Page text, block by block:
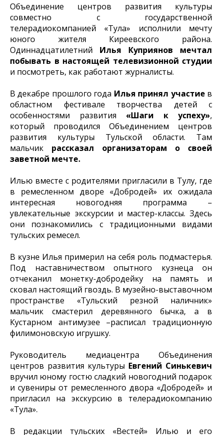
Объединение центров развития культуры
совместно с государственной
телерадиокомпанией «Тула» исполнили мечту
юного жителя Киреевского района.
Одиннадцатилетний Илья Куприянов
мечтал
побывать в настоящей телевизионной студии
и посмотреть, как работают журналисты.
В декабре прошлого года Илья принял участие в
областном фестивале творчества детей с
особенностями развития «Шаги к успеху»,
который проводился Объединением центров
развития культуры Тульской области. Там
мальчик рассказал организаторам о своей
заветной мечте.
Илью вместе с родителями пригласили в Тулу, где
в ремесленном дворе «Добродей» их ожидала
интересная новогодняя программа –
увлекательные экскурсии и мастер-классы. Здесь
они познакомились с традиционными видами
тульских ремесел.
В кузне Илья примерил на себя роль подмастерья.
Под наставничеством опытного кузнеца он
отчеканил монетку-добродейку на память и
сковал настоящий гвоздь. В музейно-выставочном
пространстве «Тульский резной наличник»
мальчик смастерил деревянного бычка, а в
Кустарном антимузее –расписал традиционную
филимоновскую игрушку.
Руководитель медиацентра Объединения
центров развития культуры Евгений Синькевич
вручил юному гостю сладкий новогодний подарок
и сувениры от ремесленного двора «Добродей» и
пригласил на экскурсию в телерадиокомпанию
«Тула».
В редакции тульских «Вестей» Илью и его